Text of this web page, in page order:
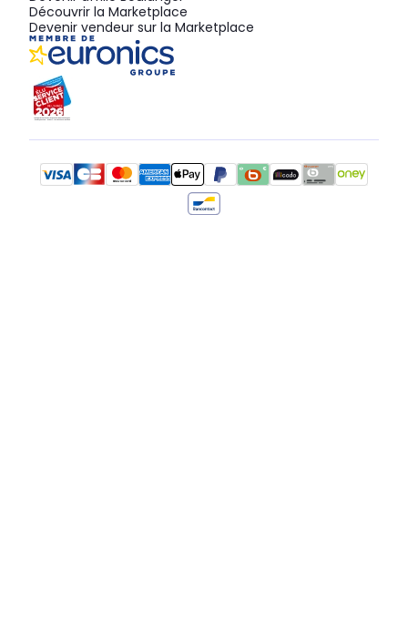
Découvrir la Marketplace
Devenir vendeur sur la Marketplace